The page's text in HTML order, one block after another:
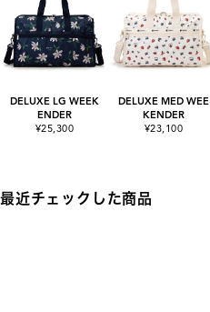
DELUXE LG WEEK
ENDER
¥25,300
DELUXE MED WEE
KENDER
¥23,100
最近チェックした商品